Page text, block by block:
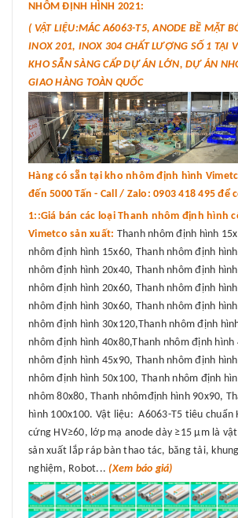
NHÔM ĐỊNH HÌNH 2021:
( VẬT LIỆU:MÁC A6063-T5, ANODE BỀ MẶT
INOX 201, INOX 304 CHẤT LƯỢNG SỐ 1 TẠI
KHO SẴN SÀNG CẤP DỰ ÁN LỚN, DỰ ÁN
GIAO HÀNG TOÀN QUỐC
Hàng có sẵn tại kho nhôm định hình
đến 5000 Tấn - Call / Zalo: 0903 418 495 để
1::Giá bán các loại Thanh nhôm định hình
Vimetco sản xuất: Thanh nhôm định hình
nhôm định hình 15x60, Thanh nhôm định
nhôm định hình 20x40, Thanh nhôm định
nhôm định hình 20x60, Thanh nhôm định
nhôm định hình 30x60, Thanh nhôm định
nhôm định hình 30x120,Thanh nhôm định
nhôm định hình 40x80,Thanh nhôm định hình
nhôm định hình 45x90, Thanh nhôm định
nhôm định hình 50x100, Thanh nhôm định
nhôm 80x80, Thanh nhômđịnh hình 90x90,
hình 100x100. Vật liệu: A6063-T5 tiêu chuẩn
cứng HV≥60, lớp mạ anode dày ≥15 μm là
sản xuất lắp ráp bàn thao tác, băng tải,
nghiệm, Robot... (Xem báo giá)